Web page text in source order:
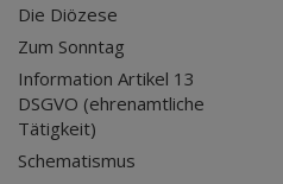
Die Diözese
Zum Sonntag
Information Artikel 13
DSGVO (ehrenamtliche
Tätigkeit)
Schematismus